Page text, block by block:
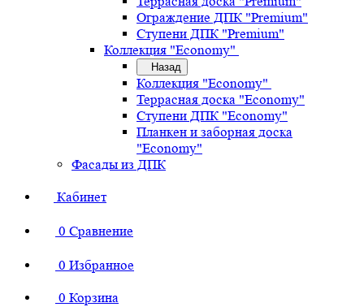
Ограждение ДПК "Premium"
Ступени ДПК "Premium"
Коллекция "Economy"
Назад
Коллекция "Economy"
Террасная доска "Economy"
Ступени ДПК "Economy"
Планкен и заборная доска
"Economy"
Фасады из ДПК
Кабинет
0 Сравнение
0 Избранное
0 Корзина